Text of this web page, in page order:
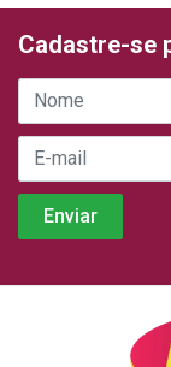
Cadastre-se